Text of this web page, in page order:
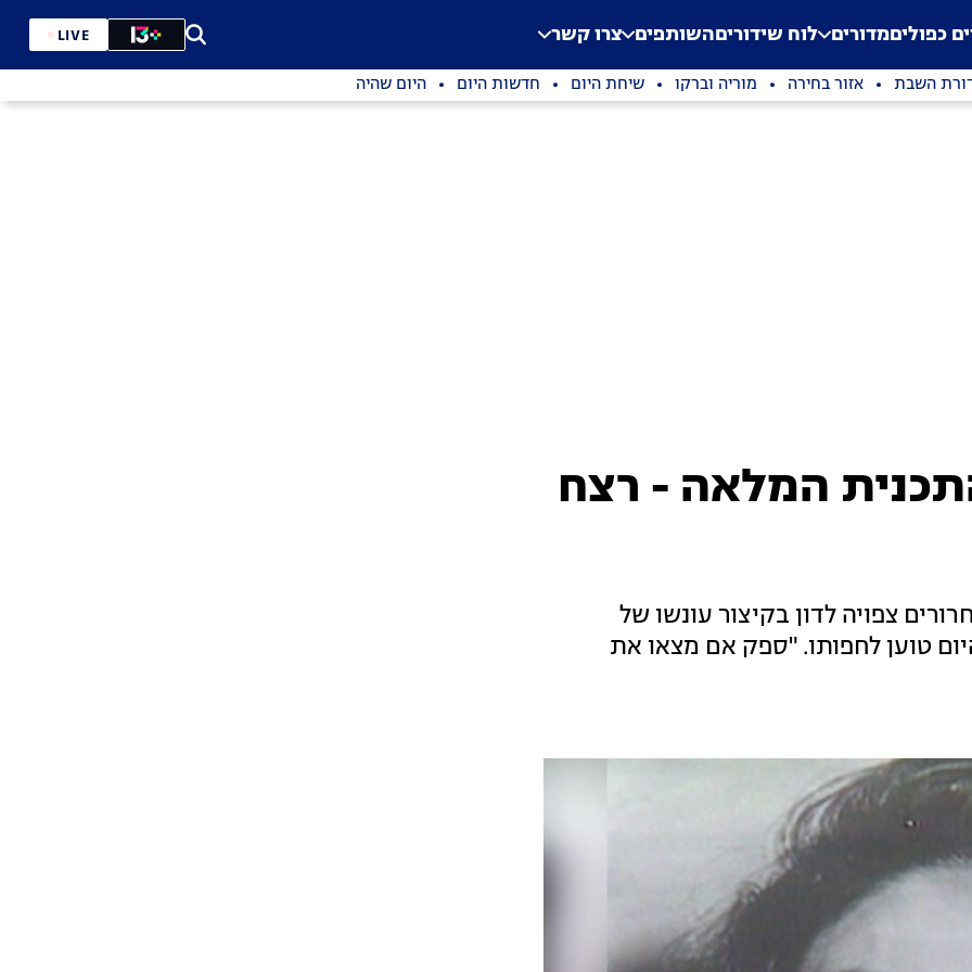
Application error: a
. כפוליםמדורים לוח שידוריםהשותפים צרו קשר LIVE
השבת אזור בחירה מוריה וברקו שיחת היום חדשות היום היום שהיה
לוי 11.11.19 התכנית המלאה - רצח
צפויה לדון בקיצור עונשו של
טוען לחפותו. "ספק אם מצאו את